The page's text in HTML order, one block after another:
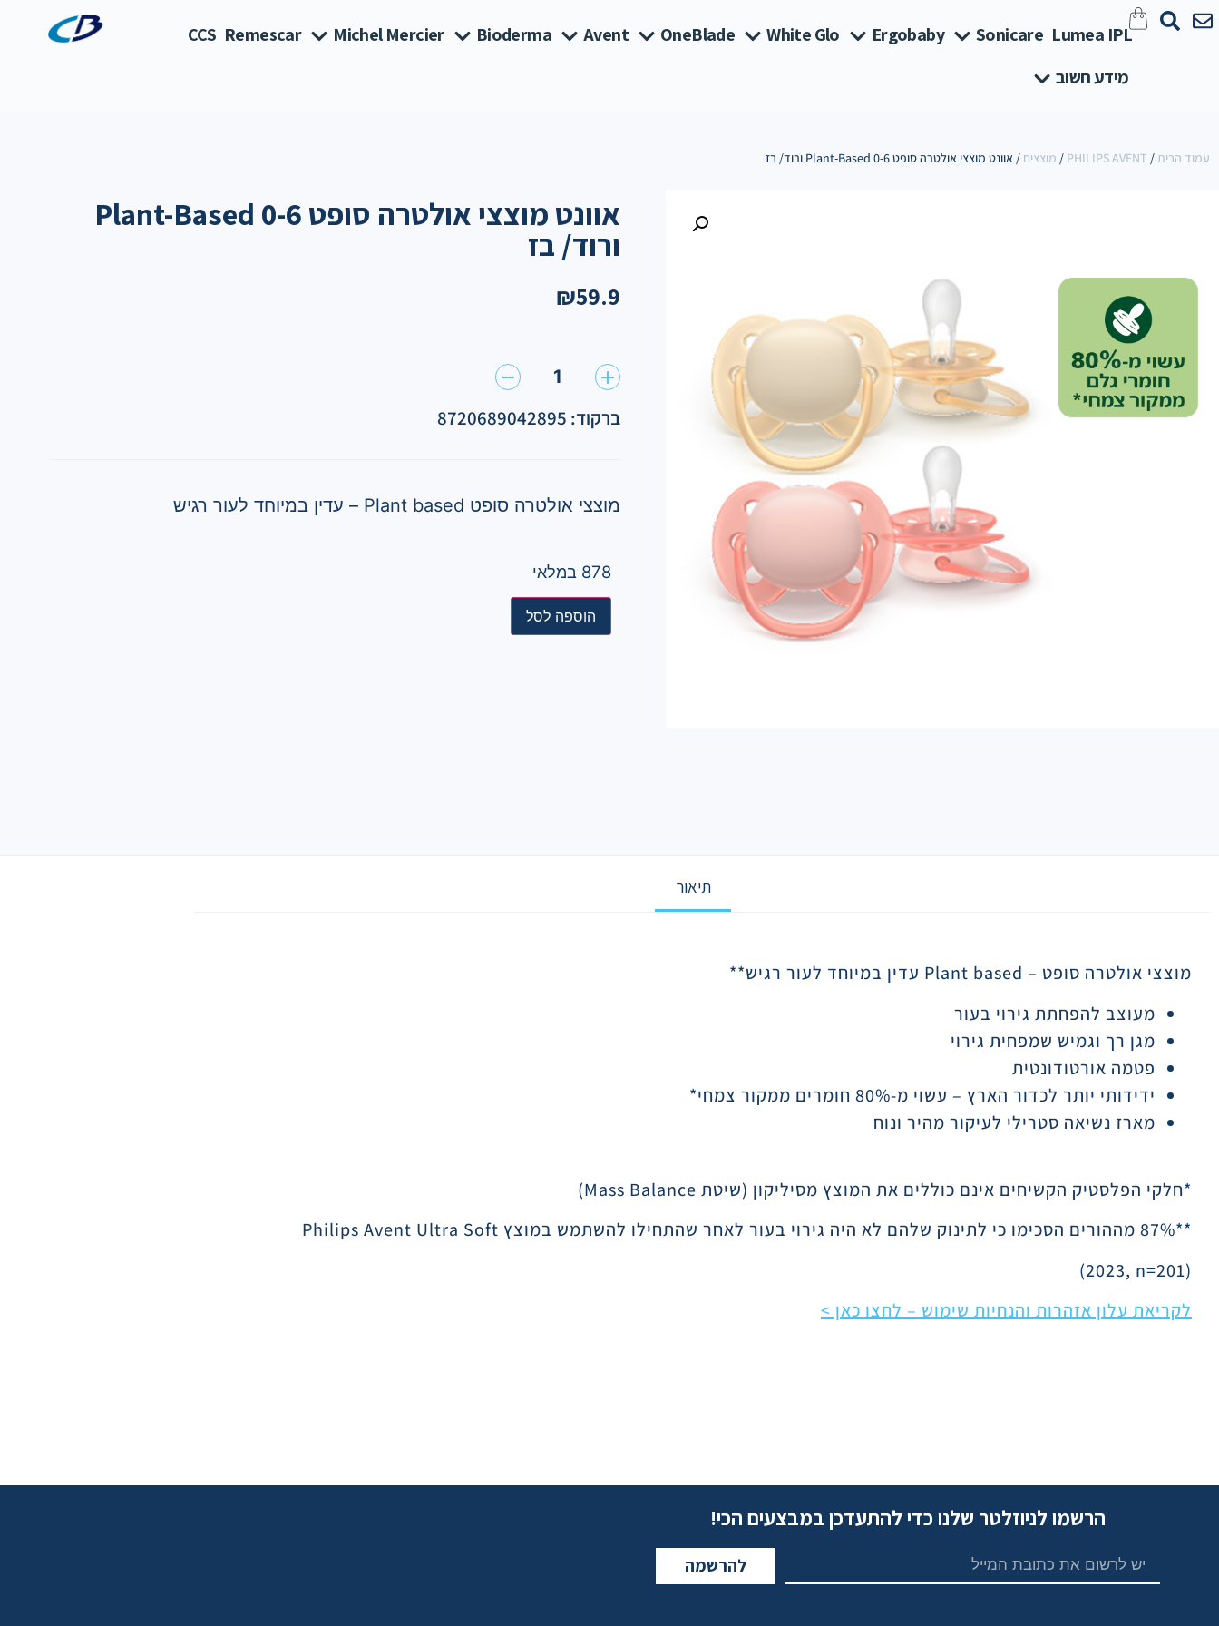
Lumea IPL
Sonicare
Ergobaby
White Glo
OneBlade
Avent
Bioderma
Michel Mercier
Remescar
CCS
מידע חשוב
עמוד הבית/
PHILIPS AVENT
/ מוצצים / אוונט מוצצי אולטרה סופט Plant-Based 0-6 ורוד/ בז
אוונט מוצצי אולטרה סופט Plant-Based 0-6
ורוד/ בז
₪59.9
1
ברקוד: 8720689042895
מוצצי אולטרה סופט Plant based – עדין במיוחד לעור רגיש
878 במלאי
הוספה לסל
תיאור
מוצצי אולטרה סופט Plant based – עדין במיוחד לעור רגיש**
מעוצב להפחתת גירוי בעור
מגן רך וגמיש שמפחית גירוי
פטמה אורטודונטית
ידידותי יותר לכדור הארץ – עשוי מ-80% חומרים ממקור צמחי*
מארז נשיאה סטרילי לעיקור מהיר ונוח
*חלקי הפלסטיק הקשיחים אינם כוללים את המוצץ מסיליקון (שיטת Mass Balance
)
**87% מההורים הסכימו כי לתינוק שלהם לא היה גירוי בעור לאחר שהתחילו להשתמש במוצץ
Philips Avent Ultra Soft
(2023, n=201)
לקריאת עלון אזהרות והנחיות שימוש – לחצו כאן >
הרשמו לניוזלטר שלנו כדי להתעדכן במבצעים הכי!
להרשמה